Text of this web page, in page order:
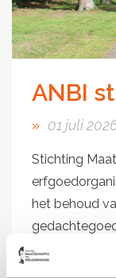
ANBI
01 juli
Stichting
het behoud